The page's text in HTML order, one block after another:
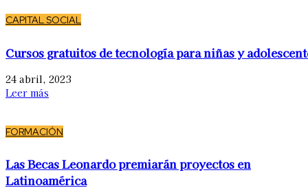
CAPITAL SOCIAL
Cursos gratuitos de tecnología para niñas y
24 abril, 2023
Leer más
FORMACIÓN
Las Becas Leonardo premiarán proyectos en
Latinoamérica